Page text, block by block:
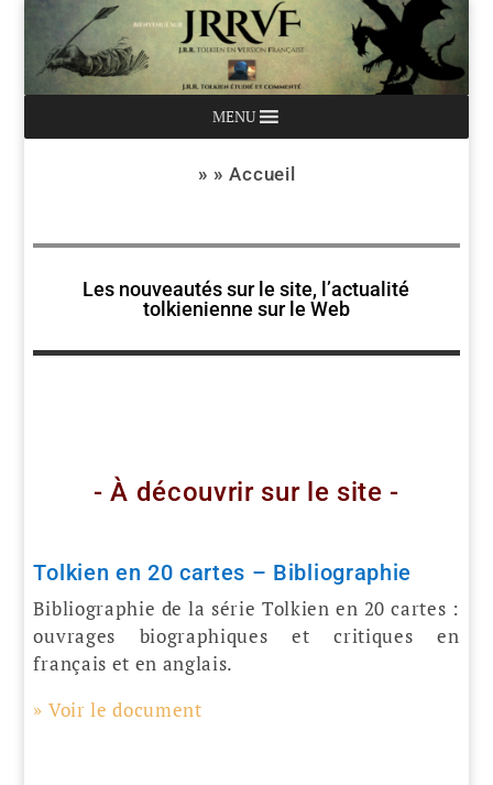
MENU
» » Accueil
Les nouveautés sur le site, l’actualité
tolkienienne sur le Web
- À découvrir sur le site -
Tolkien en 20 cartes – Bibliographie
Bibliographie de la série Tolkien en 20 cartes :
ouvrages biographiques et critiques en
français et en anglais.
» Voir le document